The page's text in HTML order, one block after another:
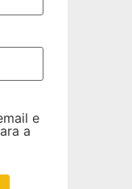
e
a